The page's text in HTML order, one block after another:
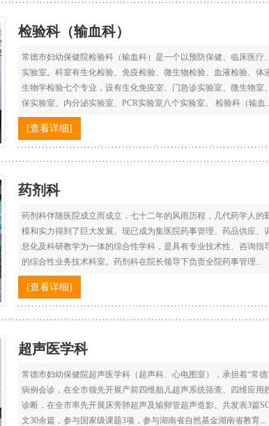
检验科（输血科）
常德市妇幼保健院检验科（输血科）是一个以预防保健、临床医疗
实验室。科室有生化检验、免疫检验、微生物检验、血液检验、体
生物学检验七个专业，设有生化免疫室、门急诊实验室、微生物室
保实验室、内分泌实验室、PCR实验室八个实验室。 检验科（输血
[查看详细]
药剂科
药剂科伴随医院成立而成立，七十二年的风雨历程，几代药学人的
模和实力得到了巨大发展。现已成为集医院药事管理、药品供应、
息化及科研教学为一体的综合性学科，是具有专业技术性、咨询指
的综合性业务技术科室。药剂科在院长领导下负责全院药事管理...
[查看详细]
超声医学科
常德市妇幼保健院超声医学科（超声科、心电图室），承担着“常
病例会诊，在全市领先开展产前四维胎儿超声系统筛查、四维应用
诊断，在全市率先开展床旁肺超声及输卵管超声造影。共发表3篇
文30余篇，参与国家级课题3项，参与湖南省自然基金湖南省教育...